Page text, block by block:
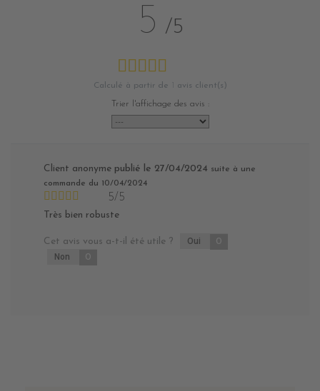
5 /5
Calculé à partir de avis client(s)
Trier l'affichage des avis :
Client anonyme publié le 27/04/2024 suite à une
commande du 10/04/2024
5/5
Très bien robuste
Cet avis vous a-t-il été utile ? Oui 0
Non 0